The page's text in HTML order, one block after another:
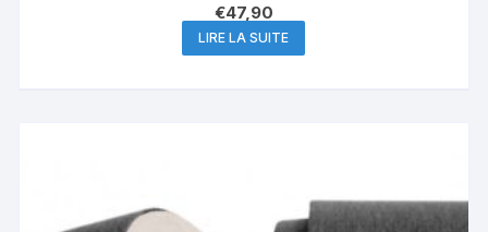
€47,90
LIRE LA SUITE